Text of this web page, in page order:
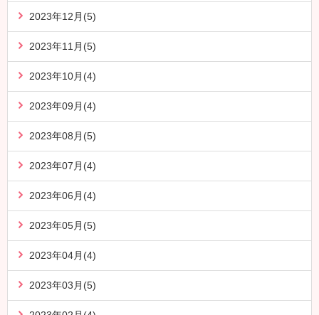
2023年12月(5)
2023年11月(5)
2023年10月(4)
2023年09月(4)
2023年08月(5)
2023年07月(4)
2023年06月(4)
2023年05月(5)
2023年04月(4)
2023年03月(5)